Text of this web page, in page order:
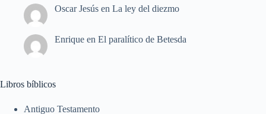
Oscar Jesús en La ley del diezmo
Enrique en El paralítico de Betesda
Libros bíblicos
Antiguo Testamento